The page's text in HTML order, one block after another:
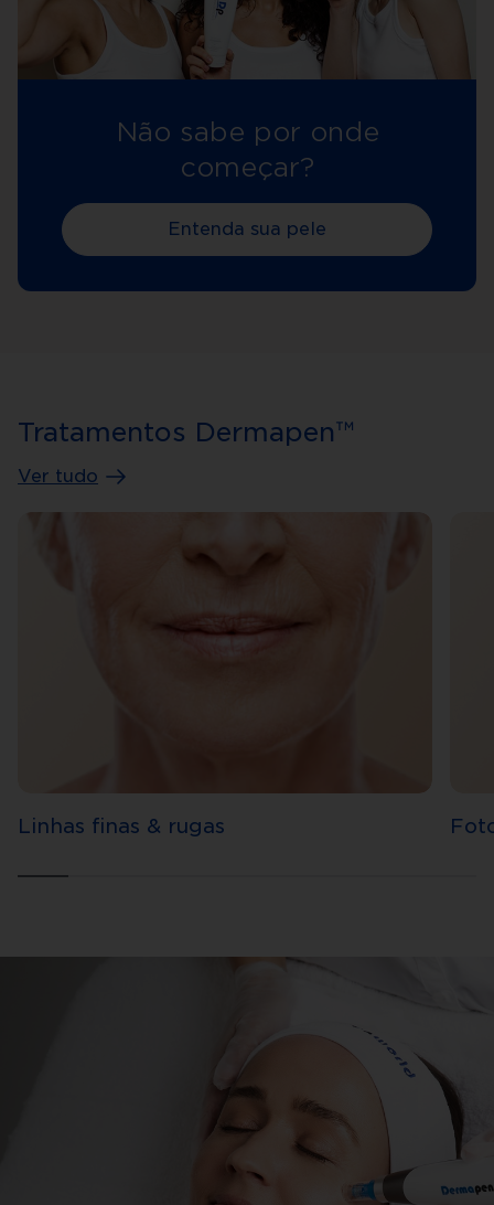
Não sabe por onde
começar?
Entenda sua pele
Tratamentos Dermapen™
Ver tudo
Linhas finas & rugas